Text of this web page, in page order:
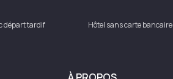
départ tardif Hôtel sans carte bancaire